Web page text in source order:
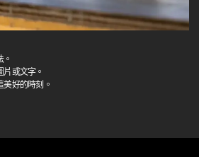
或文字。
好的時刻。